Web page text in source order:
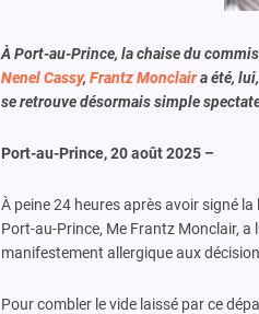
À Port-au-Prince, la chaise du
Nenel Cassy, Frantz Monclaira été,
se retrouve désormais simple
Port-au-Prince, 20 août 2025 –
À peine 24 heures après avoir signé
Port-au-Prince, Me Frantz Monclair, a
manifestement allergique aux
Pour combler le vide laissé par ce